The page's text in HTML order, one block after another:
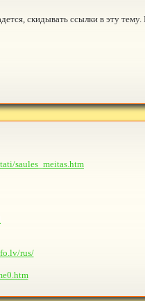
скидывать ссылки в эту тему.
saules_meitas.htm
rus/